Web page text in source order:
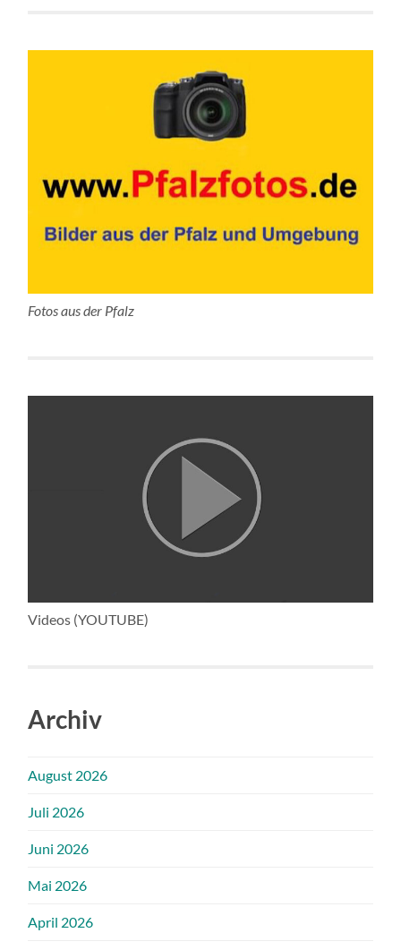
Fotos aus der Pfalz
Videos (YOUTUBE)
Archiv
August 2026
Juli 2026
Juni 2026
Mai 2026
April 2026